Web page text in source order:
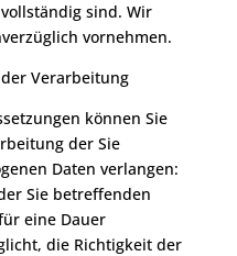
sind. Wir
vornehmen.
Verarbeitung
können Sie
der Sie
Daten verlangen:
Sie betreffenden
eine Dauer
die Richtigkeit der